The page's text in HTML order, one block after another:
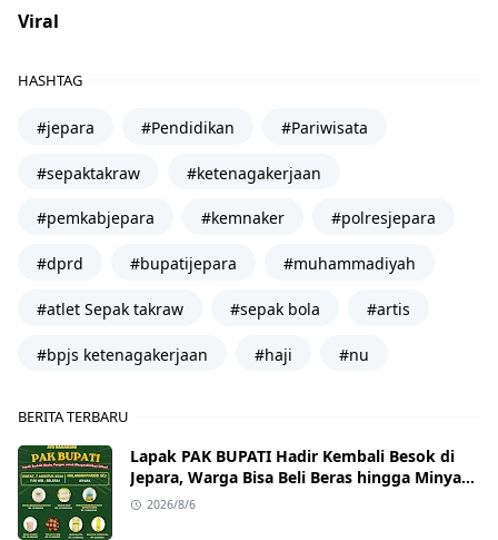
Viral
HASHTAG
#jepara #Pendidikan #Pariwisata
#sepaktakraw #ketenagakerjaan
#pemkabjepara #kemnaker #polresjepara
#dprd #bupatijepara #muhammadiyah
#atlet Sepak takraw #sepak bola #artis
#bpjs ketenagakerjaan #haji #nu
BERITA TERBARU
Lapak PAK BUPATI Hadir Kembali Besok di
Jepara, Warga Bisa Beli Beras hingga Minyak
Goreng dengan Harga Terjangkau
2026/8/6